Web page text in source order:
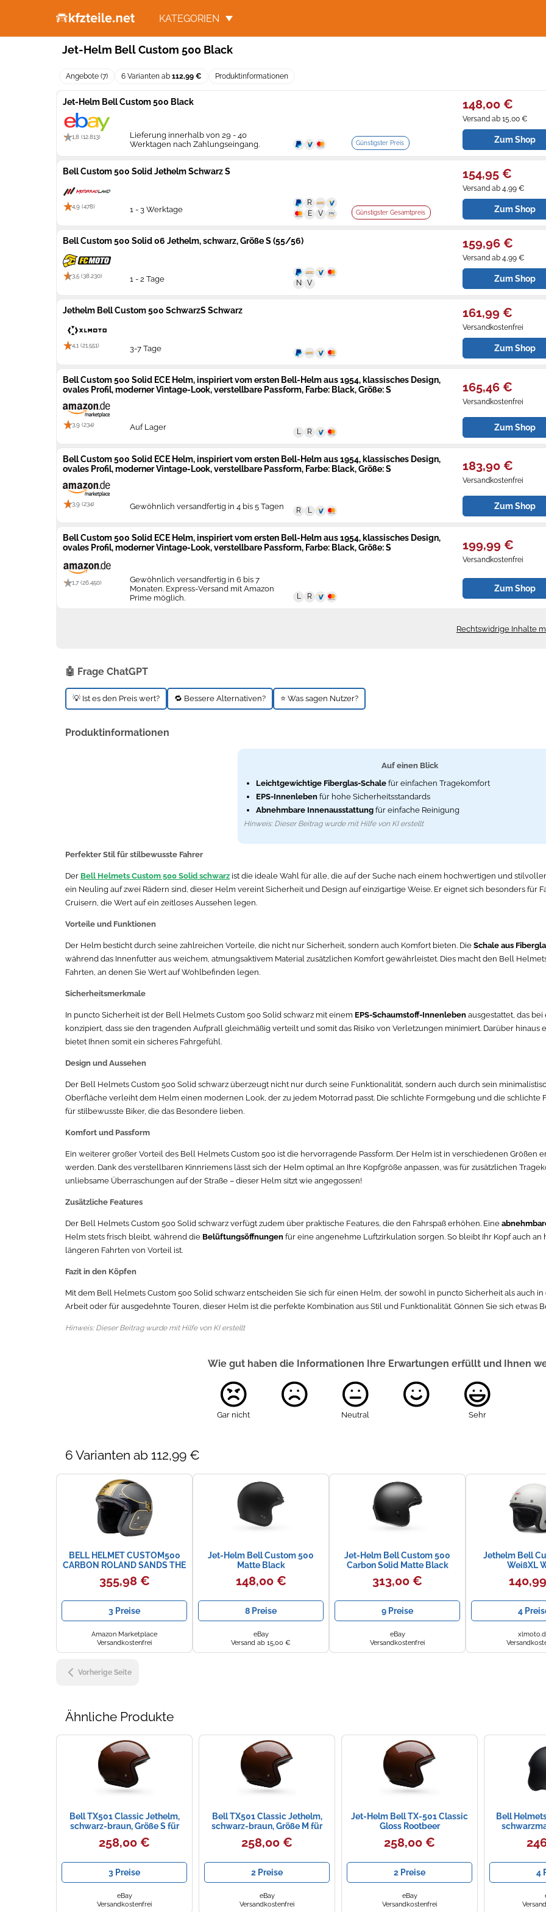
KATEGORIEN
Jet-Helm Bell Custom 500 Black
Angebote (7) 6 Varianten ab 112,99 € Produktinformationen
Jet-Helm Bell Custom 500 Black
1,8 (12.813)
Günstigster Preis
Lieferung innerhalb von 29 - 40
Werktagen nach Zahlungseingang.
148,00 €
Versand ab 15,00 €
Zum Shop
Bell Custom 500 Solid Jethelm Schwarz S
4,9 (478)
Günstigster Gesamtpreis
1 - 3 Werktage
154,95 €
Versand ab 4,99 €
Zum Shop
Bell Custom 500 Solid 06 Jethelm, schwarz, Größe S (55/56)
3,5 (38.230) 1 - 2 Tage
159,96 €
Versand ab 4,99 €
Zum Shop
Jethelm Bell Custom 500 SchwarzS Schwarz
4,1 (21.551) 3-7 Tage
161,99 €
Versandkostenfrei
Zum Shop
Bell Custom 500 Solid ECE Helm, inspiriert vom ersten Bell-Helm aus 1954, klassisches Design,
ovales Profil, moderner Vintage-Look, verstellbare Passform, Farbe: Black, Größe: S
3,9 (234) Auf Lager
165,46 €
Versandkostenfrei
Zum Shop
Bell Custom 500 Solid ECE Helm, inspiriert vom ersten Bell-Helm aus 1954, klassisches Design,
ovales Profil, moderner Vintage-Look, verstellbare Passform, Farbe: Black, Größe: S
3,9 (234) Gewöhnlich versandfertig in 4 bis 5 Tagen
183,90 €
Versandkostenfrei
Zum Shop
Bell Custom 500 Solid ECE Helm, inspiriert vom ersten Bell-Helm aus 1954, klassisches Design,
ovales Profil, moderner Vintage-Look, verstellbare Passform, Farbe: Black, Größe: S
1,7 (26.450)
Gewöhnlich versandfertig in 6 bis 7
Monaten. Express-Versand mit Amazon
Prime möglich.
199,99 €
Versandkostenfrei
Zum Shop
Rechtswidrige Inhalte
🤖 Frage ChatGPT
💡 Ist es den Preis wert? 🔁 Bessere Alternativen? ⭐ Was sagen Nutzer?
Produktinformationen
Auf einen Blick
Leichtgewichtige Fiberglas-Schalefür einfachen Tragekomfort
EPS-Innenlebenfür hohe Sicherheitsstandards
Abnehmbare Innenausstattungfür einfache Reinigung
Hinweis: Dieser Beitrag wurde mit Hilfe von KI erstellt
Perfekter Stil für stilbewusste Fahrer
Der Bell Helmets Custom 500 Solid schwarz ist die ideale Wahl für alle, die auf der Suche nach einem hochwertigen und
ein Neuling auf zwei Rädern sind, dieser Helm vereint Sicherheit und Design auf einzigartige Weise. Er eignet sich besonders für
Cruisern, die Wert auf ein zeitloses Aussehen legen.
Vorteile und Funktionen
Der Helm besticht durch seine zahlreichen Vorteile, die nicht nur Sicherheit, sondern auch Komfort bieten. Die Schale aus
während das Innenfutter aus weichem, atmungsaktivem Material zusätzlichen Komfort gewährleistet. Dies macht den Bell
Fahrten, an denen Sie Wert auf Wohlbefinden legen.
Sicherheitsmerkmale
In puncto Sicherheit ist der Bell Helmets Custom 500 Solid schwarz mit einem EPS-Schaumstoff-Innenleben ausgestattet, das
konzipiert, dass sie den tragenden Aufprall gleichmäßig verteilt und somit das Risiko von Verletzungen minimiert. Darüber
bietet Ihnen somit ein sicheres Fahrgefühl.
Design und Aussehen
Der Bell Helmets Custom 500 Solid schwarz überzeugt nicht nur durch seine Funktionalität, sondern auch durch sein
Oberfläche verleiht dem Helm einen modernen Look, der zu jedem Motorrad passt. Die schlichte Formgebung und die
für stilbewusste Biker, die das Besondere lieben.
Komfort und Passform
Ein weiterer großer Vorteil des Bell Helmets Custom 500 ist die hervorragende Passform. Der Helm ist in verschiedenen Größen
werden. Dank des verstellbaren Kinnriemens lässt sich der Helm optimal an Ihre Kopfgröße anpassen, was für zusätzlichen
unliebsame Überraschungen auf der Straße – dieser Helm sitzt wie angegossen!
Zusätzliche Features
Der Bell Helmets Custom 500 Solid schwarz verfügt zudem über praktische Features, die den Fahrspaß erhöhen. Eine
Helm stets frisch bleibt, während die Belüftungsöffnungen für eine angenehme Luftzirkulation sorgen. So bleibt Ihr Kopf auch
längeren Fahrten von Vorteil ist.
Fazit in den Köpfen
Mit dem Bell Helmets Custom 500 Solid schwarz entscheiden Sie sich für einen Helm, der sowohl in puncto Sicherheit als auch
Arbeit oder für ausgedehnte Touren, dieser Helm ist die perfekte Kombination aus Stil und Funktionalität. Gönnen Sie sich etwas
Hinweis: Dieser Beitrag wurde mit Hilfe von KI erstellt
Wie gut haben die Informationen Ihre Erwartungen erfüllt und Ihnen
Gar nicht Neutral Sehr
6 Varianten ab 112,99 €
BELL HELMET CUSTOM500
CARBON ROLAND SANDS THE
PLAYER MATTE/GLOSS
BLACK/GOLD S ECE6
355,98 €
3 Preise
Amazon Marketplace
Versandkostenfrei
Jet-Helm Bell Custom 500
Matte Black
148,00 €
8 Preise
eBay
Versand ab 15,00 €
Jet-Helm Bell Custom 500
Carbon Solid Matte Black
313,00 €
9 Preise
eBay
Versandkostenfrei
Jethelm Bell
WeißXL
4
Vorherige Seite
Ähnliche Produkte
Bell TX501 Classic Jethelm,
schwarz-braun, Größe S für
Männer
258,00 €
3 Preise
eBay
Versandkostenfrei
Bell TX501 Classic Jethelm,
schwarz-braun, Größe M für
Männer
258,00 €
2 Preise
eBay
Versandkostenfrei
Jet-Helm Bell TX-501 Classic
Gloss Rootbeer
258,00 €
2 Preise
eBay
Versandkostenfrei
Bell
4